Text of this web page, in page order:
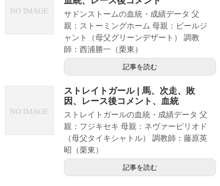
サドンストームの血統・成績データ 父
親：ストーミングホーム 母親：ビールジ
ャント（母父グリーンデザート） 調教
師：西浦勝一（栗東）
記事を読む
ストレイトガール | 馬、次走、敗
因、レース後コメント、血統
ストレイトガールの血統・成績データ 父
親：フジキセキ 母親：ネヴァーピリオド
（母父タイキシャトル） 調教師：藤原英
昭（栗東）
記事を読む